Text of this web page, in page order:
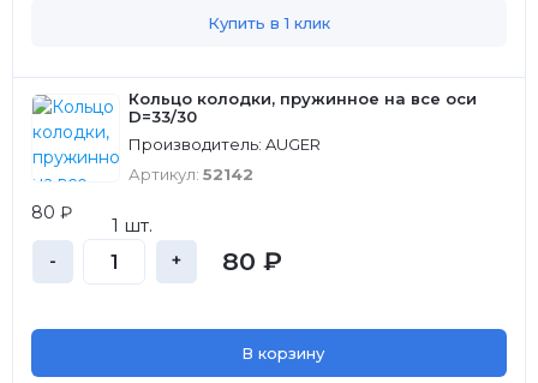
Купить в 1 клик
Кольцо колодки, пружинное на все оси
D=33/30
Производитель: AUGER
Артикул: 52142
80 ₽
1 шт.
- + 80 ₽
В корзину